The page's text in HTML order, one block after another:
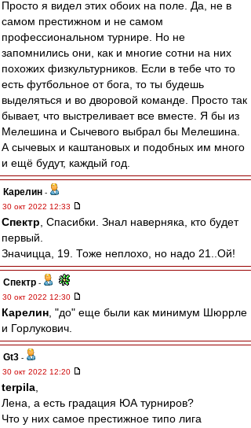
Просто я видел этих обоих на поле. Да, не в
самом престижном и не самом
профессиональном турнире. Но не
запомнились они, как и многие сотни на них
похожих физкультурников. Если в тебе что то
есть футбольное от бога, то ты будешь
выделяться и во дворовой команде. Просто так
бывает, что выстреливает все вместе. Я бы из
Мелешина и Сычевого выбрал бы Мелешина.
А сычевых и каштановых и подобных им много
и ещё будут, каждый год.
Карелин -
30 окт 2022 12:33
Спектр , Спасибки. Знал наверняка, кто будет
первый.
Значицца, 19. Тоже неплохо, но надо 21..Ой!
Спектр -
30 окт 2022 12:30
Карелин , "до" еще были как минимум Шюррле
и Горлукович.
Gt3 -
30 окт 2022 12:20
terpila
Лена, а есть градация ЮА турниров?
Что у них самое престижное типо лига